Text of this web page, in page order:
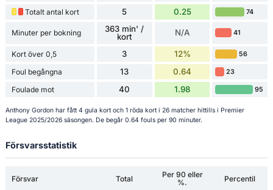
Totalt antal kort 5 0.25 74
Minuter per bokning
363 min' /
kort
N/A 41
Kort över 0,5 3 12% 56
Foul begångna 13 0.64 23
Foulade mot 40 1.98 95
Anthony Gordon har fått 4 gula kort och 1 röda kort i 26 matcher hittills i Premier
League 2025/2026 säsongen. De begår 0.64 fouls per 90 minuter.
Försvarsstatistik
Försvar Total
Per 90 eller
%.
Percentil